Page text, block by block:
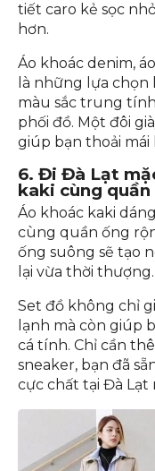
đồ của các cô
Nên chọn những
đến mắt cá chân
tiết caro kẻ sọc
hơn.
Áo khoác denim,
là những lựa chọn
màu sắc trung
phối đồ. Một đôi
giúp bạn thoải
6. Đi Đà Lạt
kaki cùng quần
Áo khoác kaki
cùng quần ống
ống suông sẽ tạo
lại vừa thời thượng.
Set đồ không chỉ
lạnh mà còn giúp
cá tính. Chỉ cần
sneaker, bạn đã
cực chất tại Đà Lạt